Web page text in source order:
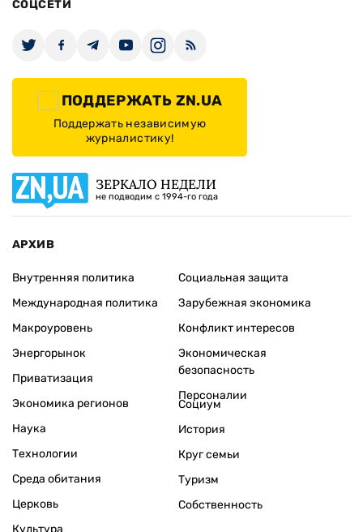
СОЦСЕТИ
ПОДДЕРЖАТЬ ZN.UA
Поддержать независимую
журналистику!
ЗЕРКАЛО НЕДЕЛИ
не подводим с 1994-го года
АРХИВ
Внутренняя политика
Международная политика
Макроуровень
Энергорынок
Приватизация
Экономика регионов
Социальная защита
Зарубежная экономика
Конфликт интересов
Экономическая
безопасность
Персоналии
Наука
Технологии
Среда обитания
Церковь
Культура
Социум
История
Круг семьи
Туризм
Собственность